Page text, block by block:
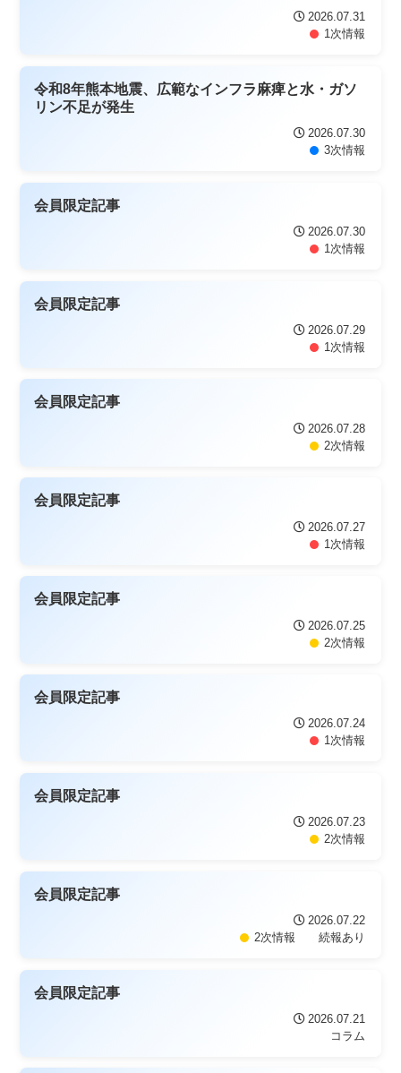
2026.07.31
1次情報
令和8年熊本地震、広範なインフラ麻痺と水・ガソ
リン不足が発生
2026.07.30
3次情報
会員限定記事
2026.07.30
1次情報
会員限定記事
2026.07.29
1次情報
会員限定記事
2026.07.28
2次情報
会員限定記事
2026.07.27
1次情報
会員限定記事
2026.07.25
2次情報
会員限定記事
2026.07.24
1次情報
会員限定記事
2026.07.23
2次情報
会員限定記事
2026.07.22
2次情報
続報あり
会員限定記事
2026.07.21
コラム